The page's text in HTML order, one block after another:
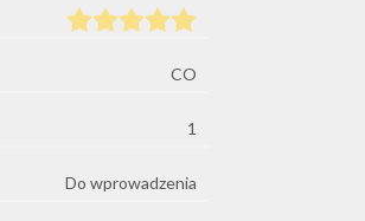
CO
1
Do wprowadzenia